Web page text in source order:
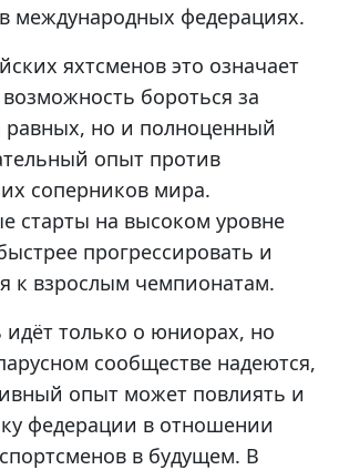
международных федерациях.
яхтсменов это означает
бороться за
равных, но и полноценный
опыт против
соперников мира.
старты на высоком уровне
прогрессировать и
к взрослым чемпионатам.
идёт только о юниорах, но
сообществе надеются,
опыт может повлиять и
федерации в отношении
в будущем. В